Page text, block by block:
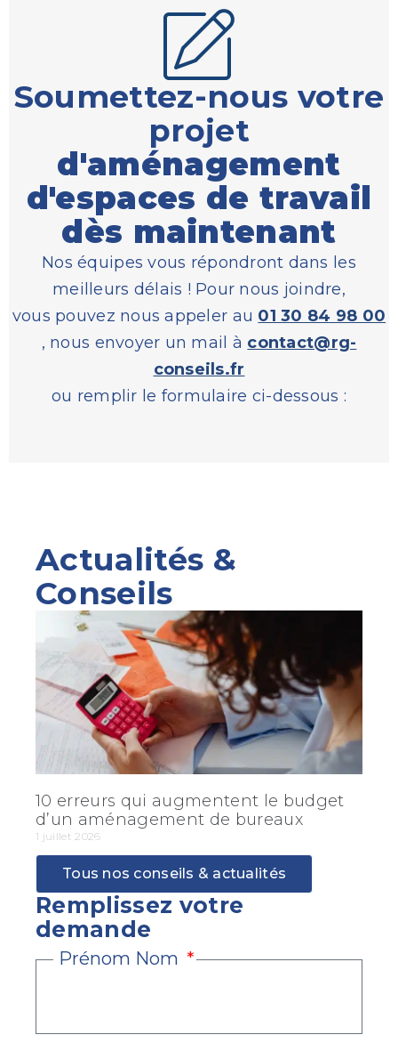
Soumettez-nous votre
projet
d'aménagement
d'espaces de travail
dès maintenant
Nos équipes vous répondront dans les
meilleurs délais ! Pour nous joindre,
vous pouvez nous appeler au 01 30 84 98 00
, nous envoyer un mail à contact@rg-
conseils.fr
ou remplir le formulaire ci-dessous :
Actualités &
Conseils
10 erreurs qui augmentent le budget
d’un aménagement de bureaux
1 juillet 2026
Tous nos conseils & actualités
Remplissez votre
demande
Prénom Nom